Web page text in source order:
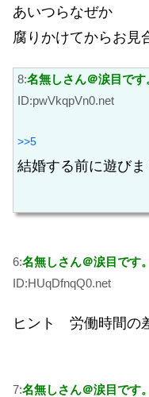
あいつらなぜか
腐りかけてからお見
8:名無しさん＠涙目です
ID:pwVkqpVn0.net
>>5
結婚する前に遊び
6:名無しさん＠涙目です。
ID:HUqDfnqQ0.net
ヒント 労働時間の
7:名無しさん＠涙目です。